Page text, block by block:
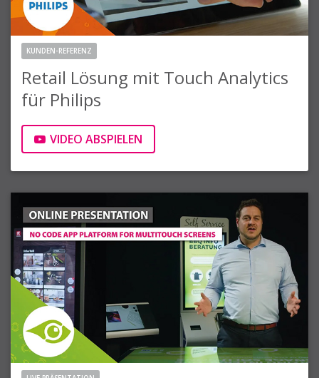
KUNDEN-REFERENZ
Retail Lösung mit Touch Analytics
für Philips
VIDEO ABSPIELEN